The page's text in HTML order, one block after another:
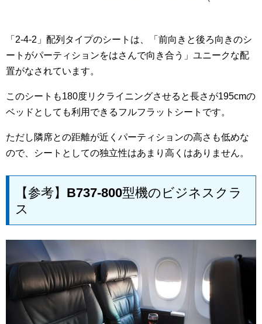
「2-4-2」配列タイプのシートは、「前向きと後ろ向きのシ
ートがパーティションをはさんで向き合う」ユニークな配
置がなされています。
このシートも180度リクライニングさせると長さが195cmの
ベッドとしても利用できるフルフラットシートです。
ただし隣席との距離が近くパーティションの高さも低めな
ので、シートとしての独立性はあまり高くはありません。
【参考】B737-800型機のビジネスクラ
ス